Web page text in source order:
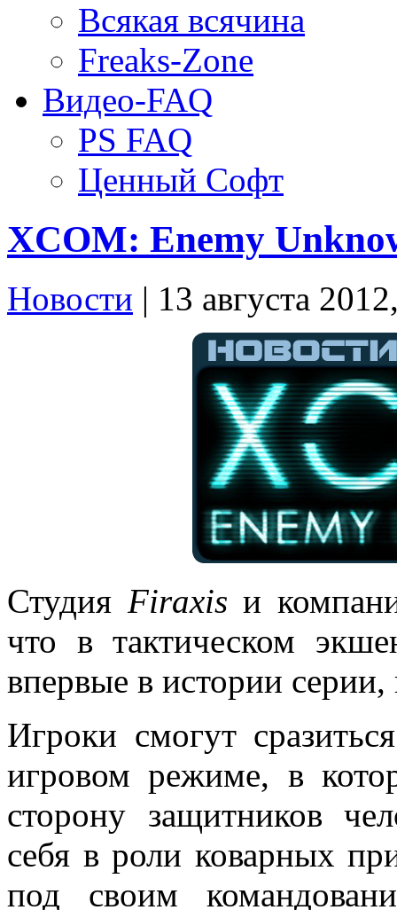
Всякая всячина
Freaks-Zone
Видео-FAQ
PS FAQ
Ценный Софт
XCOM: Enemy
Новости | 13 августа
Студия Firaxis и
что в тактическом
впервые в истории
Игроки смогут
игровом режиме, в
сторону защитников
себя в роли коварных
под своим